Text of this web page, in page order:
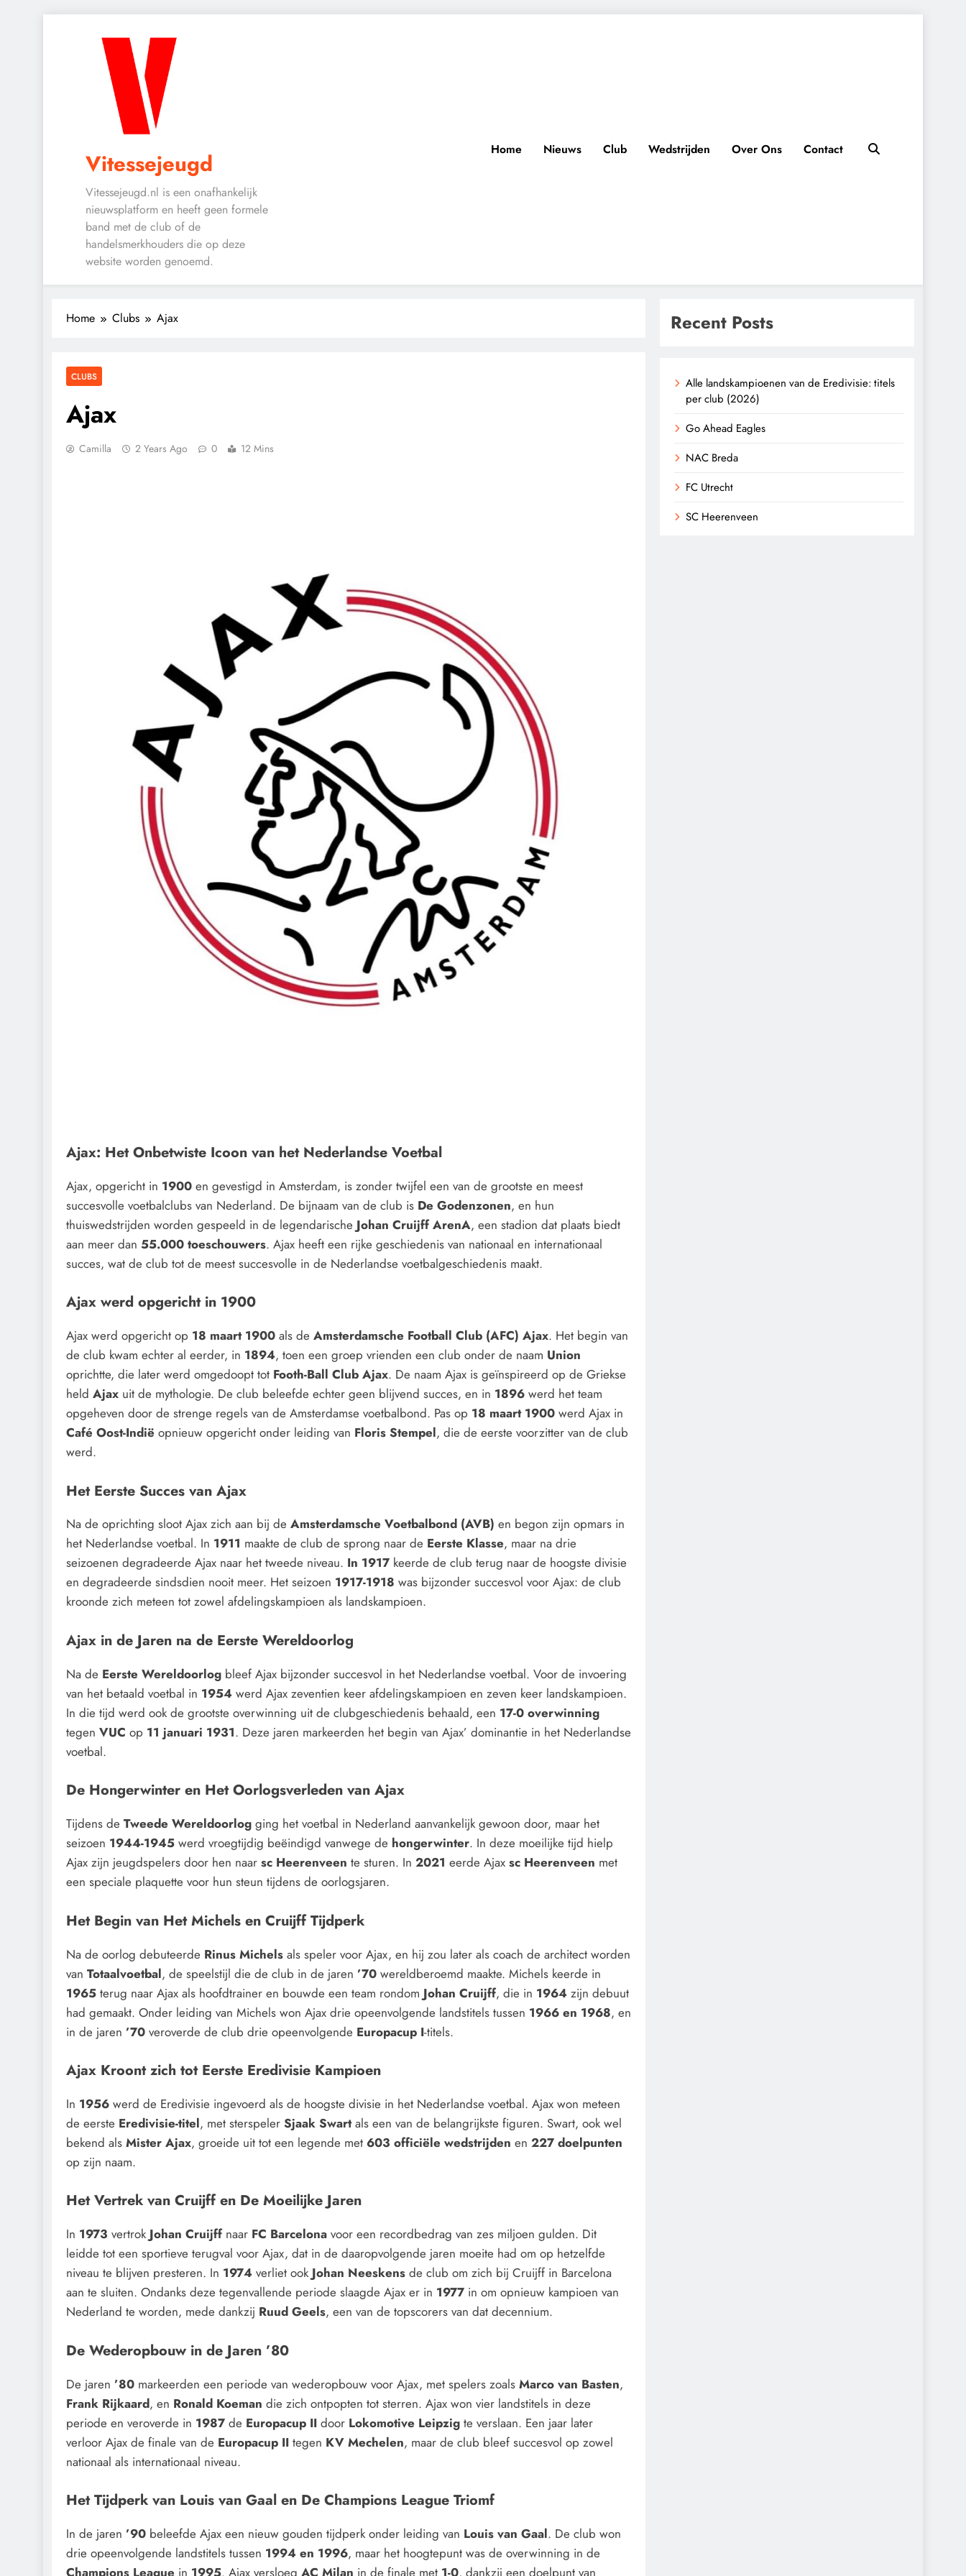
Vitessejeugd
Vitessejeugd.nl is een onafhankelijk
nieuwsplatform en heeft geen formele
band met de club of de
handelsmerkhouders die op deze
website worden genoemd.
Home Nieuws Club Wedstrijden Over Ons Contact
Home Clubs Ajax
CLUBS
Ajax
Camilla 2 Years Ago 0 12 Mins
Ajax: Het Onbetwiste Icoon van het Nederlandse Voetbal
Ajax, opgericht in 1900 en gevestigd in Amsterdam, is zonder twijfel een van de grootste en meest
succesvolle voetbalclubs van Nederland. De bijnaam van de club is De Godenzonen, en hun
thuiswedstrijden worden gespeeld in de legendarische Johan Cruijff ArenA, een stadion dat plaats biedt
aan meer dan 55.000 toeschouwers. Ajax heeft een rijke geschiedenis van nationaal en internationaal
succes, wat de club tot de meest succesvolle in de Nederlandse voetbalgeschiedenis maakt.
Ajax werd opgericht in 1900
Ajax werd opgericht op 18 maart 1900 als de Amsterdamsche Football Club (AFC) Ajax. Het begin van
de club kwam echter al eerder, in 1894, toen een groep vrienden een club onder de naam Union
oprichtte, die later werd omgedoopt tot Footh-Ball Club Ajax. De naam Ajax is geïnspireerd op de Griekse
held Ajax uit de mythologie. De club beleefde echter geen blijvend succes, en in 1896 werd het team
opgeheven door de strenge regels van de Amsterdamse voetbalbond. Pas op 18 maart 1900 werd Ajax in
Café Oost-Indië opnieuw opgericht onder leiding van Floris Stempel, die de eerste voorzitter van de club
werd.
Het Eerste Succes van Ajax
Na de oprichting sloot Ajax zich aan bij de Amsterdamsche Voetbalbond (AVB) en begon zijn opmars in
het Nederlandse voetbal. In 1911 maakte de club de sprong naar de Eerste Klasse, maar na drie
seizoenen degradeerde Ajax naar het tweede niveau. In 1917 keerde de club terug naar de hoogste divisie
en degradeerde sindsdien nooit meer. Het seizoen 1917-1918 was bijzonder succesvol voor Ajax: de club
kroonde zich meteen tot zowel afdelingskampioen als landskampioen.
Ajax in de Jaren na de Eerste Wereldoorlog
Na de Eerste Wereldoorlog bleef Ajax bijzonder succesvol in het Nederlandse voetbal. Voor de invoering
van het betaald voetbal in 1954 werd Ajax zeventien keer afdelingskampioen en zeven keer landskampioen.
In die tijd werd ook de grootste overwinning uit de clubgeschiedenis behaald, een 17-0 overwinning
tegen VUC op 11 januari 1931. Deze jaren markeerden het begin van Ajax’ dominantie in het Nederlandse
voetbal.
De Hongerwinter en Het Oorlogsverleden van Ajax
Tijdens de Tweede Wereldoorlog ging het voetbal in Nederland aanvankelijk gewoon door, maar het
seizoen 1944-1945 werd vroegtijdig beëindigd vanwege de hongerwinter. In deze moeilijke tijd hielp
Ajax zijn jeugdspelers door hen naar sc Heerenveen te sturen. In 2021 eerde Ajax sc Heerenveen met
een speciale plaquette voor hun steun tijdens de oorlogsjaren.
Het Begin van Het Michels en Cruijff Tijdperk
Na de oorlog debuteerde Rinus Michels als speler voor Ajax, en hij zou later als coach de architect worden
van Totaalvoetbal, de speelstijl die de club in de jaren ’70 wereldberoemd maakte. Michels keerde in
1965 terug naar Ajax als hoofdtrainer en bouwde een team rondom Johan Cruijff, die in 1964 zijn debuut
had gemaakt. Onder leiding van Michels won Ajax drie opeenvolgende landstitels tussen 1966 en 1968, en
in de jaren ’70 veroverde de club drie opeenvolgende Europacup I-titels.
Ajax Kroont zich tot Eerste Eredivisie Kampioen
In 1956 werd de Eredivisie ingevoerd als de hoogste divisie in het Nederlandse voetbal. Ajax won meteen
de eerste Eredivisie-titel, met sterspeler Sjaak Swartals een van de belangrijkste figuren. Swart, ook wel
bekend als Mister Ajax, groeide uit tot een legende met 603 officiële wedstrijden en 227 doelpunten
op zijn naam.
Het Vertrek van Cruijff en De Moeilijke Jaren
In 1973 vertrok Johan Cruijffnaar FC Barcelona voor een recordbedrag van zes miljoen gulden. Dit
leidde tot een sportieve terugval voor Ajax, dat in de daaropvolgende jaren moeite had om op hetzelfde
niveau te blijven presteren. In 1974 verliet ook Johan Neeskens de club om zich bij Cruijff in Barcelona
aan te sluiten. Ondanks deze tegenvallende periode slaagde Ajax er in 1977 in om opnieuw kampioen van
Nederland te worden, mede dankzij Ruud Geels, een van de topscorers van dat decennium.
De Wederopbouw in de Jaren ’80
De jaren ’80 markeerden een periode van wederopbouw voor Ajax, met spelers zoals Marco van Basten,
Frank Rijkaard, en Ronald Koeman die zich ontpopten tot sterren. Ajax won vier landstitels in deze
periode en veroverde in 1987 de Europacup II door Lokomotive Leipzig te verslaan. Een jaar later
verloor Ajax de finale van de Europacup II tegen KV Mechelen, maar de club bleef succesvol op zowel
nationaal als internationaal niveau.
Het Tijdperk van Louis van Gaal en De Champions League Triomf
In de jaren ’90 beleefde Ajax een nieuw gouden tijdperk onder leiding van Louis van Gaal. De club won
drie opeenvolgende landstitels tussen 1994 en 1996, maar het hoogtepunt was de overwinning in de
Champions League in 1995. Ajax versloeg AC Milan in de finale met 1-0, dankzij een doelpunt van
Recent Posts
Alle landskampioenen van de Eredivisie: titels
per club (2026)
Go Ahead Eagles
NAC Breda
FC Utrecht
SC Heerenveen